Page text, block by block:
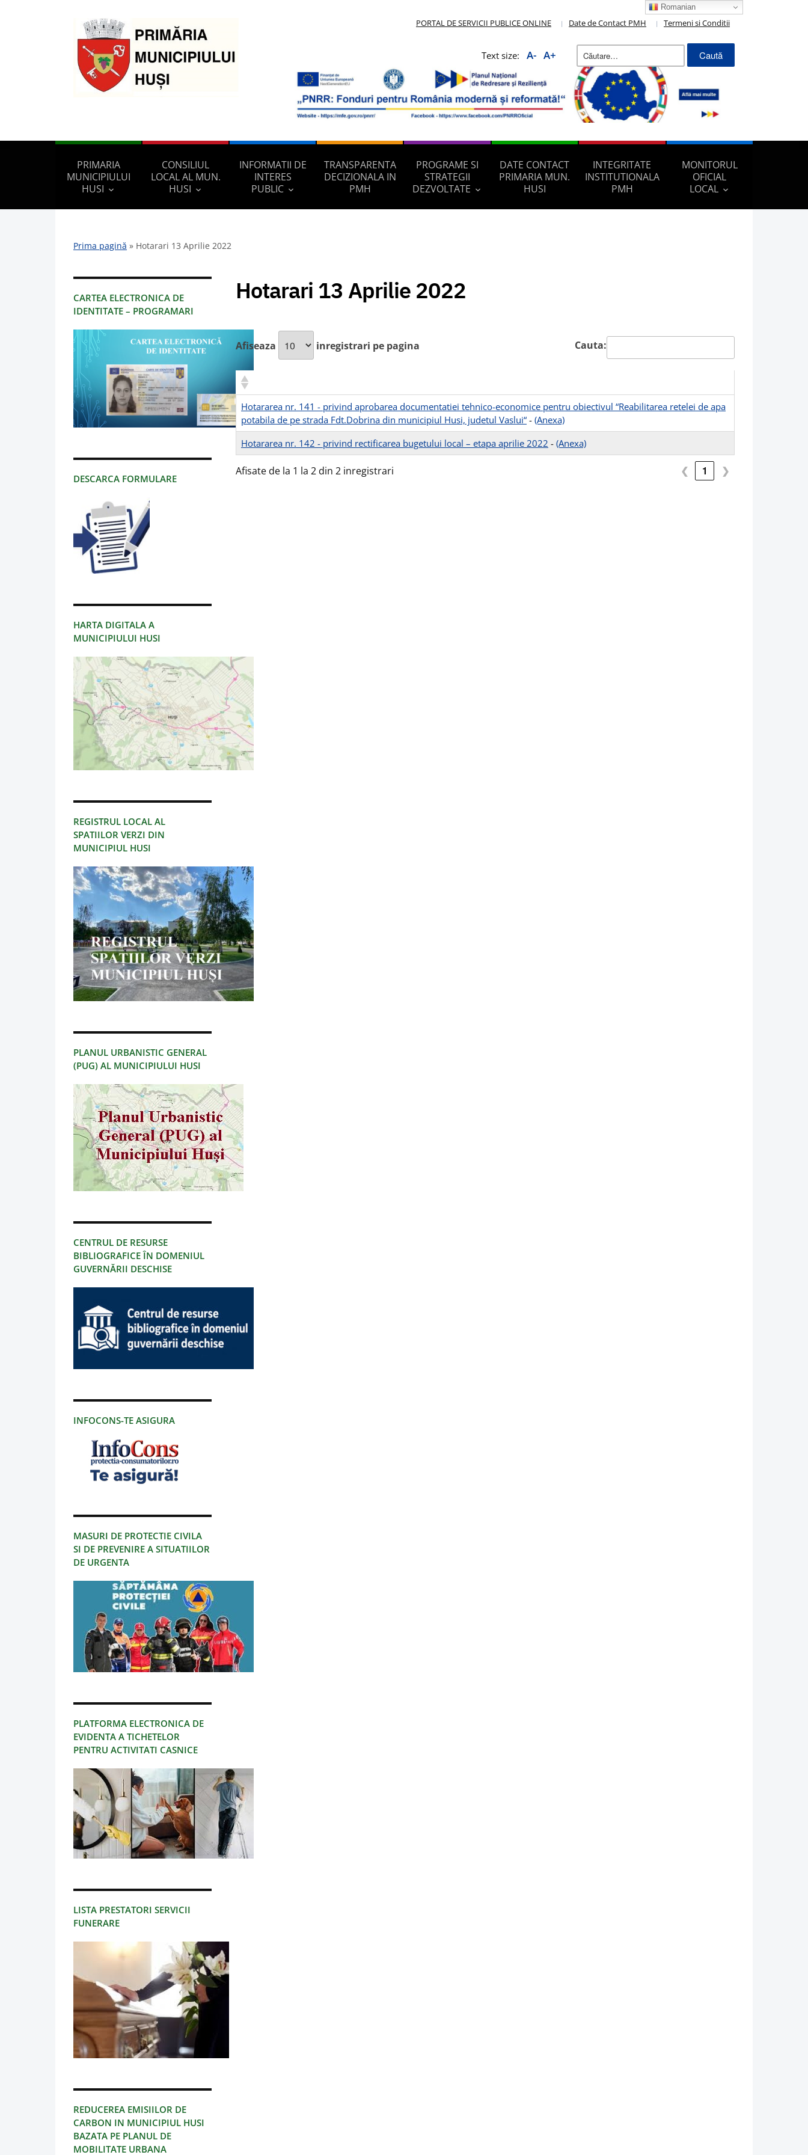
PORTAL DE SERVICII PUBLICE ONLINE Date de Contact PMH Termeni si Conditii
Text size: A- A+
Caută
după:
PRIMARIA
MUNICIPIULUI
HUSI
CONSILIUL
LOCAL AL MUN.
HUSI
INFORMATII DE
INTERES
PUBLIC
TRANSPARENTA
DECIZIONALA IN
PMH
PROGRAME SI
STRATEGII
DEZVOLTATE
DATE CONTACT
PRIMARIA MUN.
HUSI
INTEGRITATE
INSTITUTIONALA
PMH
MONITORUL
OFICIAL
LOCAL
Prima pagină » Hotarari 13 Aprilie 2022
CARTEA ELECTRONICA DE
IDENTITATE – PROGRAMARI
DESCARCA FORMULARE
HARTA DIGITALA A
MUNICIPIULUI HUSI
REGISTRUL LOCAL AL
SPATIILOR VERZI DIN
MUNICIPIUL HUSI
PLANUL URBANISTIC GENERAL
(PUG) AL MUNICIPIULUI HUSI
CENTRUL DE RESURSE
BIBLIOGRAFICE ÎN DOMENIUL
GUVERNĂRII DESCHISE
INFOCONS-TE ASIGURA
MASURI DE PROTECTIE CIVILA
SI DE PREVENIRE A SITUATIILOR
DE URGENTA
PLATFORMA ELECTRONICA DE
EVIDENTA A TICHETELOR
PENTRU ACTIVITATI CASNICE
LISTA PRESTATORI SERVICII
FUNERARE
REDUCEREA EMISIILOR DE
CARBON IN MUNICIPIUL HUSI
BAZATA PE PLANUL DE
MOBILITATE URBANA
Hotarari 13 Aprilie 2022
Afiseaza inregistrari pe pagina Cauta:
Hotararea nr. 141 - privind aprobarea documentatiei tehnico-economice pentru obiectivul “Reabilitarea retelei de apa
potabila de pe strada Fdt.Dobrina din municipiul Husi, judetul Vaslui“ - (Anexa)
Hotararea nr. 142 - privind rectificarea bugetului local – etapa aprilie 2022 - (Anexa)
Afisate de la 1 la 2 din 2 inregistrari ❮ 1 ❯
Romanian